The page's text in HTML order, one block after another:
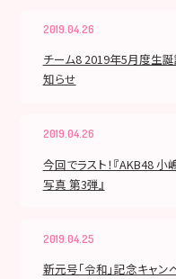
2019.04.26
チーム8 2019年5月度生
知らせ
2019.04.26
今回でラスト！『AKB48
写真 第3弾』
2019.04.25
新元号「令和」記念キャ